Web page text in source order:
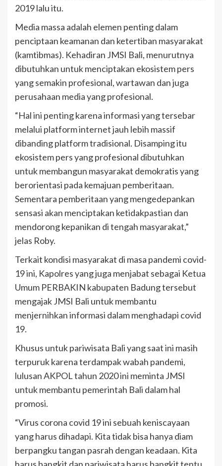
2019 lalu itu.
Media massa adalah elemen penting dalam
penciptaan keamanan dan ketertiban masyarakat
(kamtibmas). Kehadiran JMSI Bali, menurutnya
dibutuhkan untuk menciptakan ekosistem pers
yang semakin profesional, wartawan dan juga
perusahaan media yang profesional.
“Hal ini penting karena informasi yang tersebar
melalui platform internet jauh lebih massif
dibanding platform tradisional. Disamping itu
ekosistem pers yang profesional dibutuhkan
untuk membangun masyarakat demokratis yang
berorientasi pada kemajuan pemberitaan.
Sementara pemberitaan yang mengedepankan
sensasi akan menciptakan ketidakpastian dan
mendorong kepanikan di tengah masyarakat,”
jelas Roby.
Terkait kondisi masyarakat di masa pandemi covid-
19 ini, Kapolres yang juga menjabat sebagai Ketua
Umum PERBAKIN kabupaten Badung tersebut
mengajak JMSI Bali untuk membantu
menjernihkan informasi dalam menghadapi covid
19.
Khusus untuk pariwisata Bali yang saat ini masih
terpuruk karena terdampak wabah pandemi,
lulusan AKPOL tahun 2020 ini meminta JMSI
untuk membantu pemerintah Bali dalam hal
promosi.
“Virus corona covid 19 ini sebuah keniscayaan
yang harus dihadapi. Kita tidak bisa hanya diam
berpangku tangan pasrah dengan keadaan. Kita